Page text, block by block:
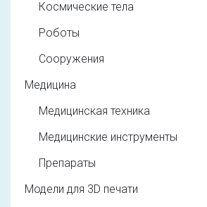
Космические тела
Роботы
Сооружения
Медицина
Медицинская техника
Медицинские инструменты
Препараты
Модели для 3D печати